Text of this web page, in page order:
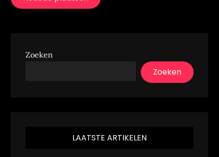
Zoeken
Zoeken
LAATSTE ARTIKELEN